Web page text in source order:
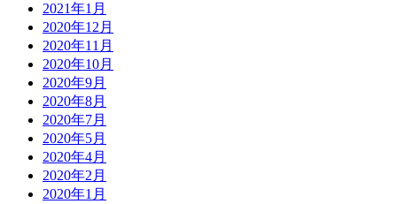
2021年1月
2020年12月
2020年11月
2020年10月
2020年9月
2020年8月
2020年7月
2020年5月
2020年4月
2020年2月
2020年1月